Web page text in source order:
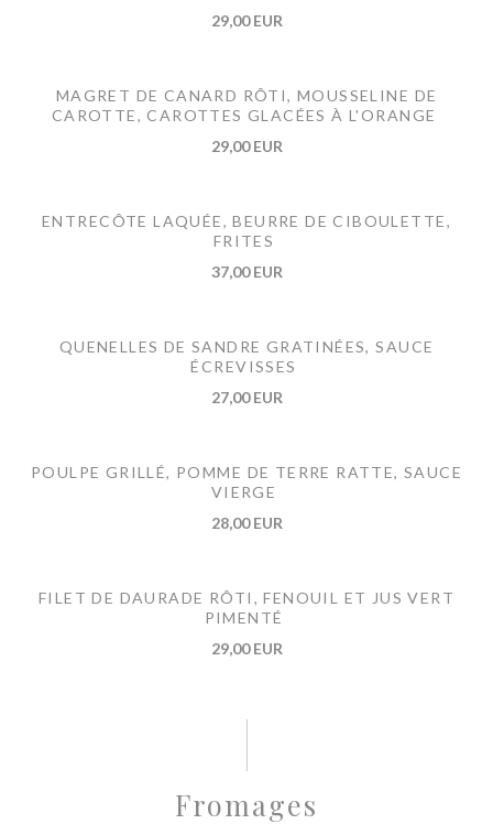
29,00 EUR
MAGRET DE CANARD RÔTI, MOUSSELINE DE
CAROTTE, CAROTTES GLACÉES À L'ORANGE
29,00 EUR
ENTRECÔTE LAQUÉE, BEURRE DE CIBOULETTE,
FRITES
37,00 EUR
QUENELLES DE SANDRE GRATINÉES, SAUCE
ÉCREVISSES
27,00 EUR
POULPE GRILLÉ, POMME DE TERRE RATTE, SAUCE
VIERGE
28,00 EUR
FILET DE DAURADE RÔTI, FENOUIL ET JUS VERT
PIMENTÉ
29,00 EUR
Fromages